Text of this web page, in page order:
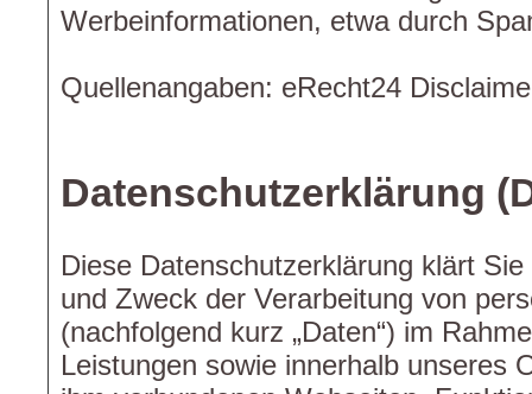
Werbeinformationen, etwa durch
Quellenangaben: eRecht24
Datenschutzerklärung
Diese Datenschutzerklärung klärt
und Zweck der Verarbeitung von
(nachfolgend kurz „Daten“) im
Leistungen sowie innerhalb unseres